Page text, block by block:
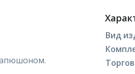
Вид